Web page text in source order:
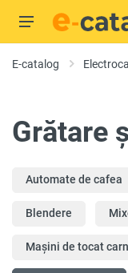
E-catalog
Grătare
Automate de cafea
Blendere
Mașini de tocat